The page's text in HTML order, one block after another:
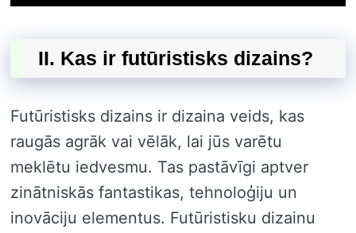
II. Kas ir futūristisks dizains?
Futūristisks dizains ir dizaina veids, kas
raugās agrāk vai vēlāk, lai jūs varētu
meklētu iedvesmu. Tas pastāvīgi aptver
zinātniskās fantastikas, tehnoloģiju un
inovāciju elementus. Futūristisku dizainu